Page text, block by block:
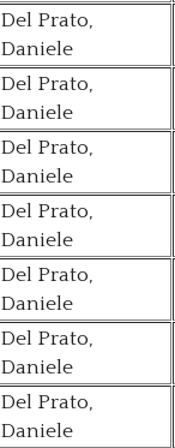
Del Prato,
Daniele
Del Prato,
Daniele
Del Prato,
Daniele
Del Prato,
Daniele
Del Prato,
Daniele
Del Prato,
Daniele
Del Prato,
Daniele